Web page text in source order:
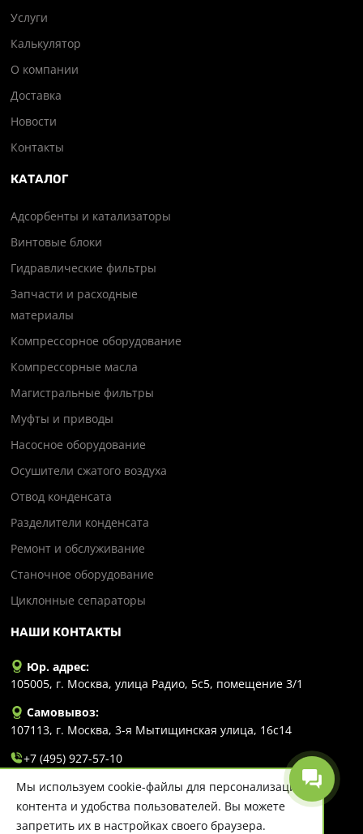
Услуги
Калькулятор
О компании
Доставка
Новости
Контакты
КАТАЛОГ
Адсорбенты и катализаторы
Винтовые блоки
Гидравлические фильтры
Запчасти и расходные
материалы
Компрессорное оборудование
Компрессорные масла
Магистральные фильтры
Муфты и приводы
Насосное оборудование
Осушители сжатого воздуха
Отвод конденсата
Разделители конденсата
Ремонт и обслуживание
Станочное оборудование
Циклонные сепараторы
НАШИ КОНТАКТЫ
Юр. адрес:
105005, г. Москва, улица Радио, 5с5, помещение 3/1
Самовывоз:
107113, г. Москва, 3-я Мытищинская улица, 16с14
+7 (495) 927-57-10
info@evlart.ru
Мы используем cookie-файлы для персонализации
контента и удобства пользователей. Вы можете
запретить их в настройках своего браузера.